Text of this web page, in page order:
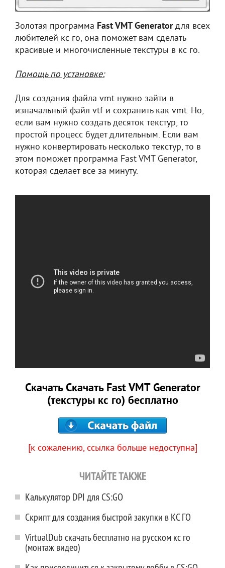
Золотая программа Fast VMT Generatorдля всех
любителей кс го, она поможет вам сделать
красивые и многочисленные текстуры в кс го.
Помощь по установке:
Для создания файла vmt нужно зайти в
изначальный файл vtf и сохранить как vmt. Но,
если вам нужно создать десяток текстур, то
простой процесс будет длительным. Если вам
нужно конвертировать несколько текстур, то в
этом поможет программа Fast VMT Generator,
которая сделает все за минуту.
Скачать Скачать Fast VMT Generator
(текстуры кс го) бесплатно
[к сожалению, ссылка больше недоступна]
ЧИТАЙТЕ ТАКЖЕ
Калькулятор DPI для CS:GO
Скрипт для создания быстрой закупки в КС ГО
VirtualDub скачать бесплатно на русском кс го
(монтаж видео)